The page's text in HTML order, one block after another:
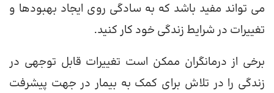
می تواند مفید باشد که به سادگی روی ایجاد بهبودها و
تغییرات در شرایط زندگی خود کار کنید.
برخی از درمانگران ممکن است تغییرات قابل توجهی در
زندگی را در تلاش برای کمک به بیمار در جهت پیشرفت